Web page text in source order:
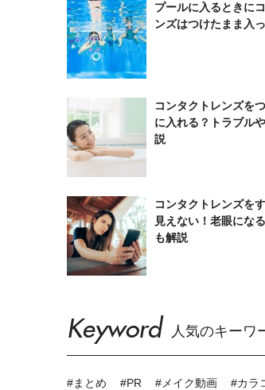
プールに入るときに
ンズはつけたまま入
コンタクトレンズを
に入れる？トラブル
説
コンタクトレンズを
見えない！老眼にな
も解説
Keyword 人気のキーワ
#まとめ #PR #メイク動画
#カラ